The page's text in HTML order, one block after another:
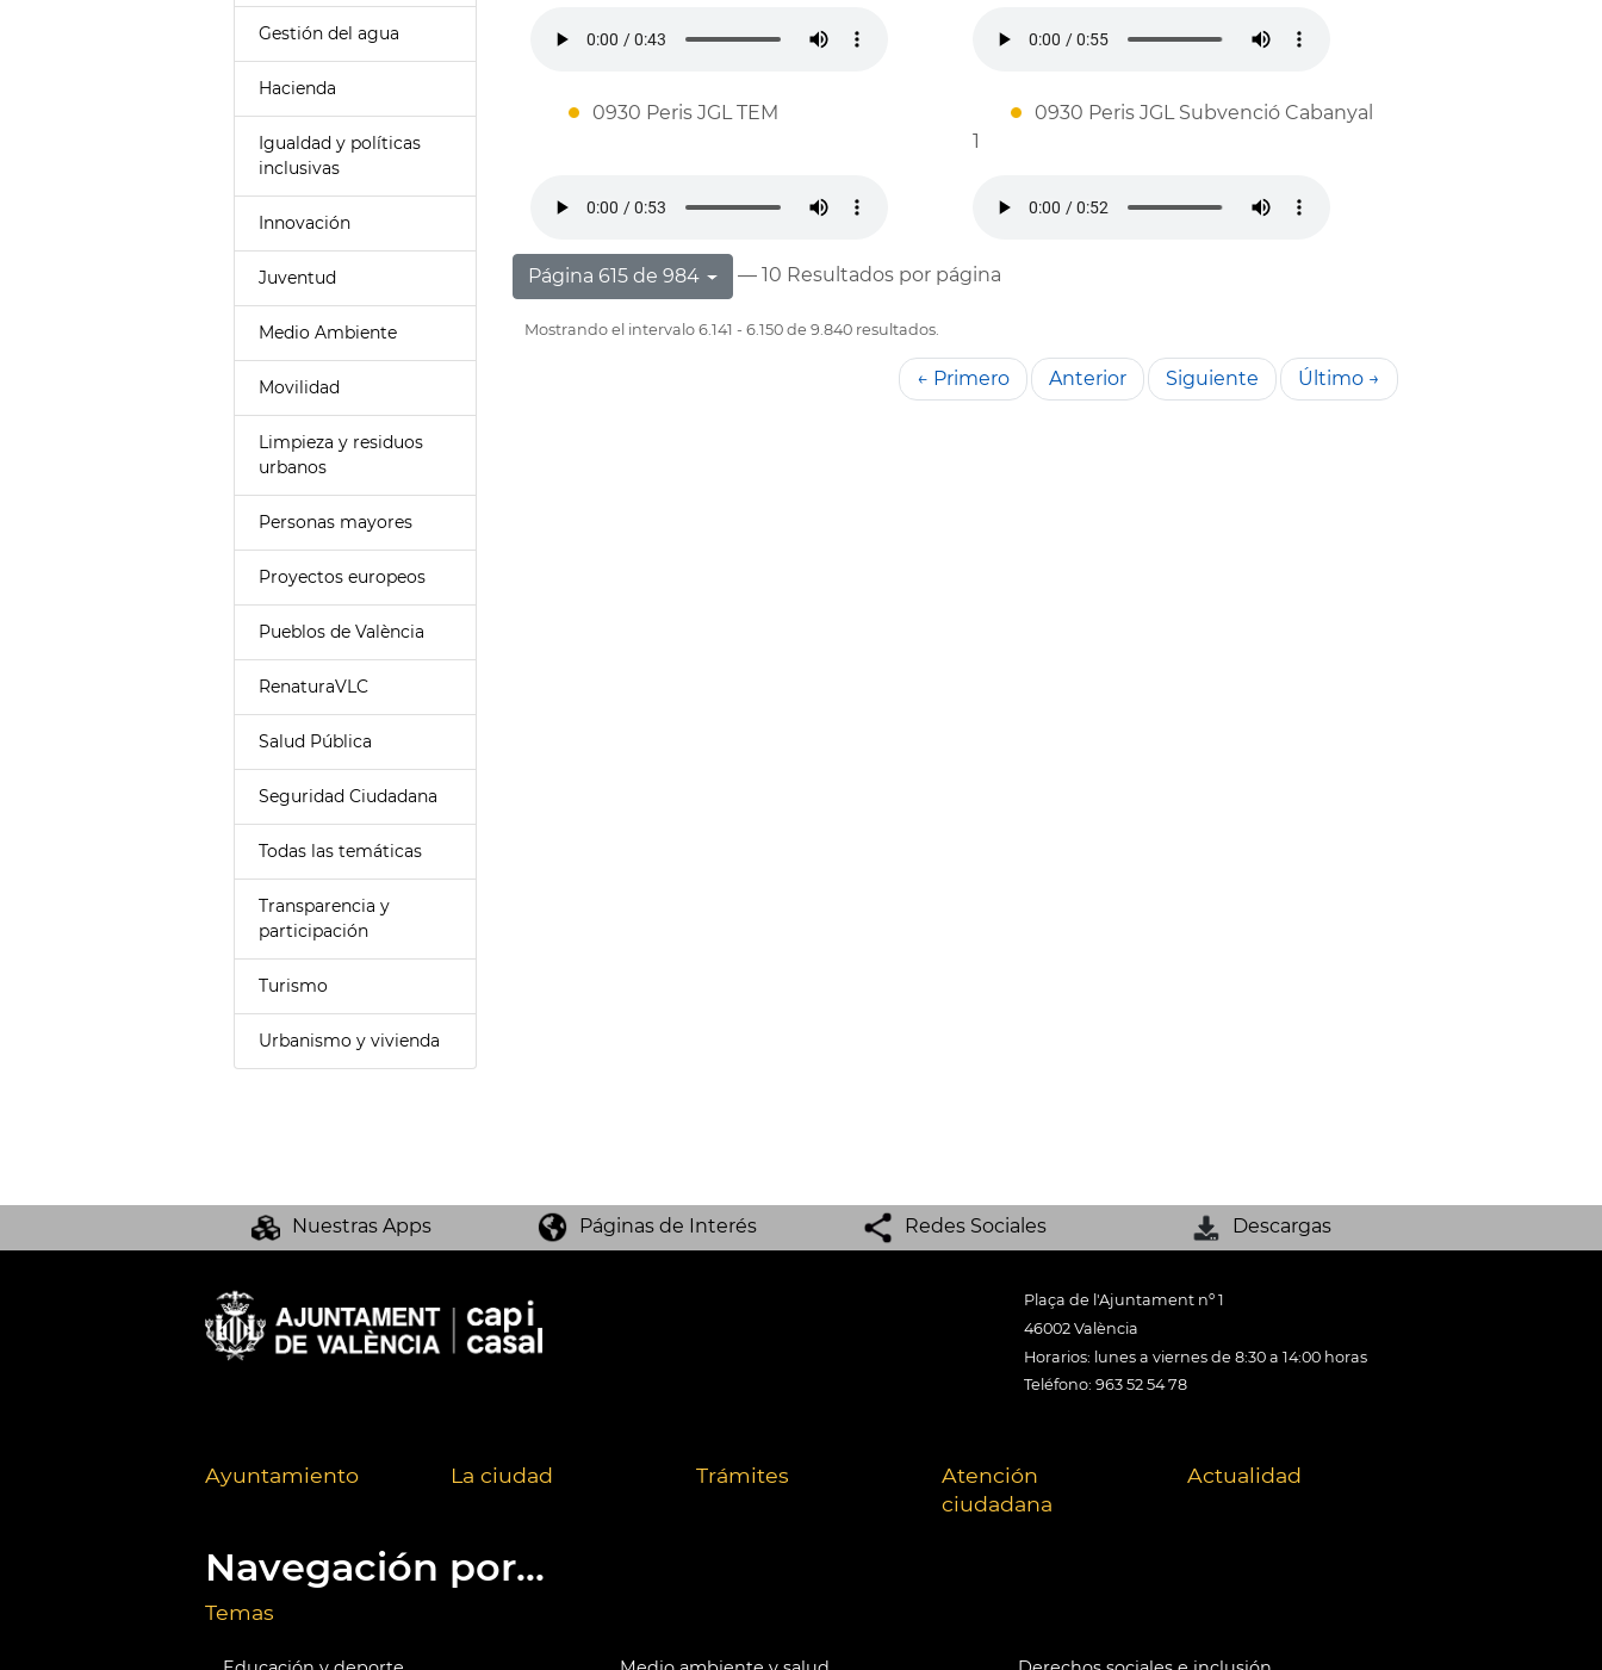
Gestión del agua
Hacienda
Igualdad y políticas
inclusivas
Innovación
Juventud
Medio Ambiente
Movilidad
Limpieza y residuos
urbanos
Personas mayores
Proyectos europeos
Pueblos de València
RenaturaVLC
Salud Pública
Seguridad Ciudadana
Todas las temáticas
Transparencia y
participación
Turismo
Urbanismo y vivienda
0930 Peris JGL TEM
0930 Peris JGL Subvenció Cabanyal
1
Página 615 de 984 — 10 Resultados por página
Mostrando el intervalo 6.141 - 6.150 de 9.840 resultados.
← Primero Anterior Siguiente Último →
Nuestras Apps Páginas de Interés Redes Sociales Descargas
Plaça de l'Ajuntament nº 1
46002 València
Horarios: lunes a viernes de 8:30 a 14:00 horas
Teléfono: 963 52 54 78
Ayuntamiento La ciudad Trámites
Atención
ciudadana
Actualidad
Navegación por...
Temas